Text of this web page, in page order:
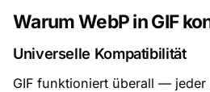
Warum WebP in GIF
Universelle Kompatibilität
GIF funktioniert überall — jeder